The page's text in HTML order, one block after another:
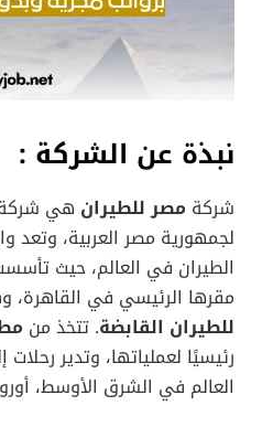
نبذة عن الشركة :
شركة مصر للطيران هي شركة
لجمهورية مصر العربية،
مقرها الرئيسي في
للطيران القابضة. تتخذ من
العالم في الشرق الأوسط،